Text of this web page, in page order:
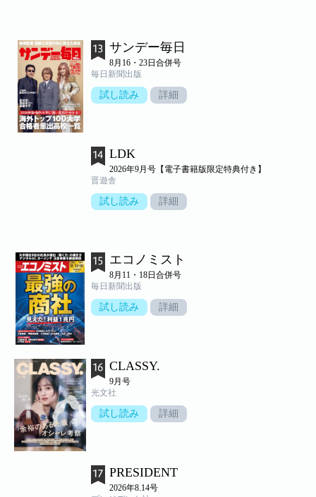
サンデー毎日
8月16・23日合併号
毎日新聞出版
試し読み 詳細
LDK
2026年9月号【電子書籍版限定特典付き】
晋遊舎
試し読み 詳細
エコノミスト
8月11・18日合併号
毎日新聞出版
試し読み 詳細
CLASSY.
9月号
光文社
試し読み 詳細
PRESIDENT
2026年8.14号